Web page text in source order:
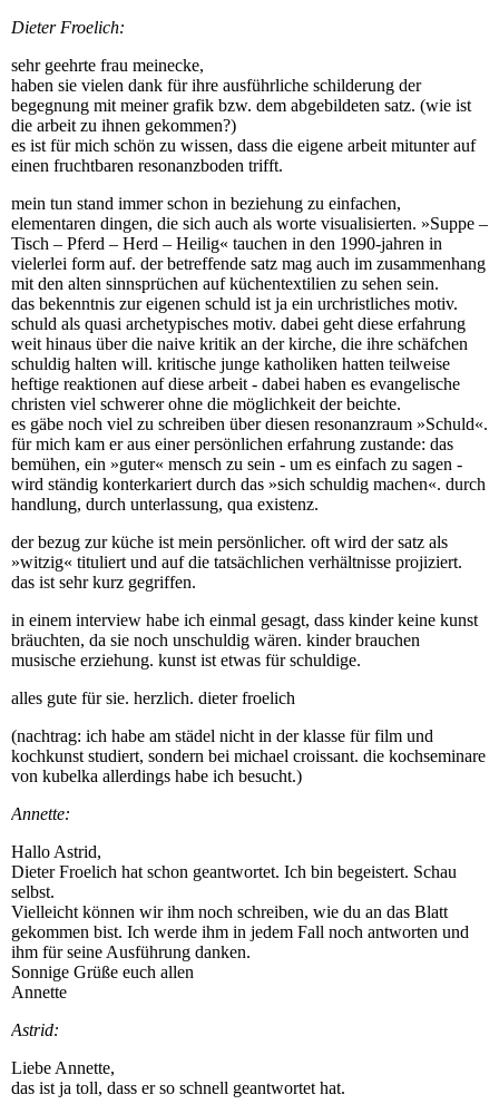
Dieter Froelich:
sehr geehrte frau meinecke,
haben sie vielen dank für ihre ausführliche schilderung der
begegnung mit meiner grafik bzw. dem abgebildeten satz. (wie ist
die arbeit zu ihnen gekommen?)
es ist für mich schön zu wissen, dass die eigene arbeit mitunter auf
einen fruchtbaren resonanzboden trifft.
mein tun stand immer schon in beziehung zu einfachen,
elementaren dingen, die sich auch als worte visualisierten. »Suppe –
Tisch – Pferd – Herd – Heilig« tauchen in den 1990-jahren in
vielerlei form auf. der betreffende satz mag auch im zusammenhang
mit den alten sinnsprüchen auf küchentextilien zu sehen sein.
das bekenntnis zur eigenen schuld ist ja ein urchristliches motiv.
schuld als quasi archetypisches motiv. dabei geht diese erfahrung
weit hinaus über die naive kritik an der kirche, die ihre schäfchen
schuldig halten will. kritische junge katholiken hatten teilweise
heftige reaktionen auf diese arbeit - dabei haben es evangelische
christen viel schwerer ohne die möglichkeit der beichte.
es gäbe noch viel zu schreiben über diesen resonanzraum »Schuld«.
für mich kam er aus einer persönlichen erfahrung zustande: das
bemühen, ein »guter« mensch zu sein - um es einfach zu sagen -
wird ständig konterkariert durch das »sich schuldig machen«. durch
handlung, durch unterlassung, qua existenz.
der bezug zur küche ist mein persönlicher. oft wird der satz als
»witzig« tituliert und auf die tatsächlichen verhältnisse projiziert.
das ist sehr kurz gegriffen.
in einem interview habe ich einmal gesagt, dass kinder keine kunst
bräuchten, da sie noch unschuldig wären. kinder brauchen
musische erziehung. kunst ist etwas für schuldige.
alles gute für sie. herzlich. dieter froelich
(nachtrag: ich habe am städel nicht in der klasse für film und
kochkunst studiert, sondern bei michael croissant. die kochseminare
von kubelka allerdings habe ich besucht.)
Annette:
Hallo Astrid,
Dieter Froelich hat schon geantwortet. Ich bin begeistert. Schau
selbst.
Vielleicht können wir ihm noch schreiben, wie du an das Blatt
gekommen bist. Ich werde ihm in jedem Fall noch antworten und
ihm für seine Ausführung danken.
Sonnige Grüße euch allen
Annette
Astrid:
Liebe Annette,
das ist ja toll, dass er so schnell geantwortet hat.